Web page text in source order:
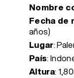
Nombre
Fecha de
años)
Lugar:
País:
Altura: